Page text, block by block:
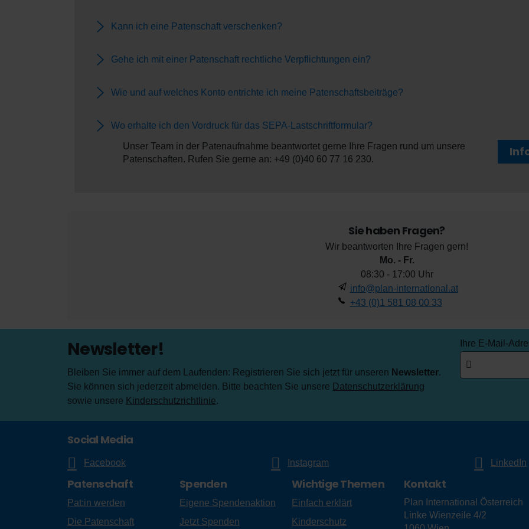
Kann ich eine Patenschaft verschenken?
Gehe ich mit einer Patenschaft rechtliche Verpflichtungen ein?
Wie und auf welches Konto entrichte ich meine Patenschaftsbeiträge?
Wo erhalte ich den Vordruck für das SEPA-Lastschriftformular?
Unser Team in der Patenaufnahme beantwortet gerne Ihre Fragen rund um unsere
Patenschaften. Rufen Sie gerne an: +49 (0)40 60 77 16 230.
Sie haben Fragen?
Wir beantworten Ihre Fragen gern!
Mo. - Fr.
08:30 - 17:00 Uhr
info@plan-international.at
+43 (0)1 581 08 00 33
Newsletter!
Bleiben Sie immer auf dem Laufenden: Registrieren Sie sich jetzt für unseren Newsletter.
Sie können sich jederzeit abmelden. Bitte beachten Sie unsere Datenschutzerklärung
sowie unsere Kinderschutzrichtlinie.
Ihre E-Mail-
Social Media
Facebook Instagram LinkedIn
Patenschaft
Pat:in werden
Die Patenschaft
Spenden
Eigene Spendenaktion
Jetzt Spenden
Wichtige Themen
Einfach erklärt
Kinderschutz
Kontakt
Plan International Österreich
Linke Wienzeile 4/2